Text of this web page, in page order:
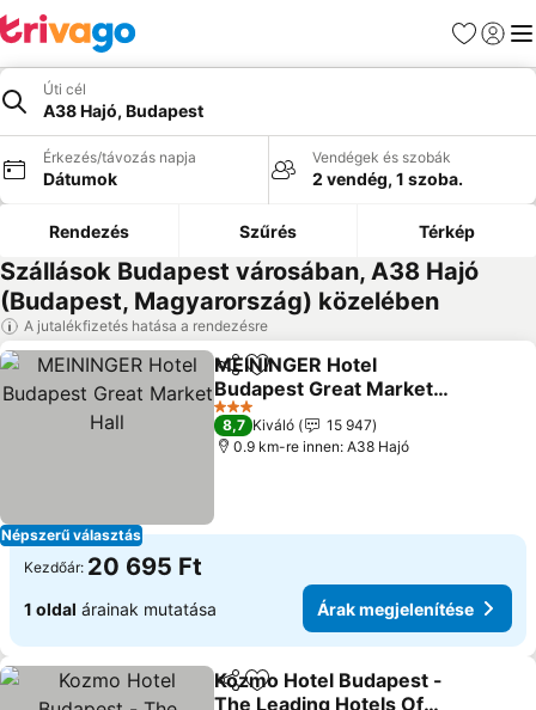
Kedvencek
Úti cél
A38 Hajó, Budapest
Érkezés/távozás napja
Dátumok
Vendégek és szobák
2 vendég, 1 szoba.
Rendezés Szűrés Térkép
Szállások Budapest városában, A38 Hajó
(Budapest, Magyarország) közelében
A jutalékfizetés hatása a rendezésre
Népszerű választás
Megosztás
Hozzáadás a kedvencekhez
MEININGER Hotel
Budapest Great Market
Hall
3 Kategória
8,7 Kiváló
15 947
0.9 km-re innen: A38 Hajó
Kezdőár: 20 695 Ft
1 oldal árainak mutatása Árak megjelenítése
Megosztás
Hozzáadás a kedvencekhez
Kozmo Hotel Budapest -
The Leading Hotels Of